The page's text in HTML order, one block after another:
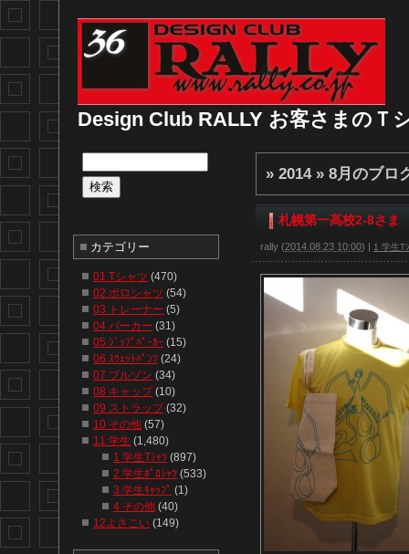
Design Club RALLY お客さまのＴ
» 2014 » 8月 のブロ
札幌第一高校2-8さま
rally (2014.08.23 10:00) | 1 学生T
カテゴリー
01 Tシャツ (470)
02 ポロシャツ (54)
03 トレーナー (5)
04 パーカー (31)
05 ｼﾞｯﾌﾟﾊﾟｰｶｰ (15)
06 ｽｳｪｯﾄﾊﾟﾝﾂ (24)
07 ブルゾン (34)
08 キャップ(10)
09 ストラップ(32)
10 その他 (57)
11 学生 (1,480)
1 学生Tｼｬﾂ (897)
2 学生ﾎﾟﾛｼｬﾂ (533)
3 学生ｷｬｯﾌﾟ (1)
4 その他 (40)
12よさこい (149)